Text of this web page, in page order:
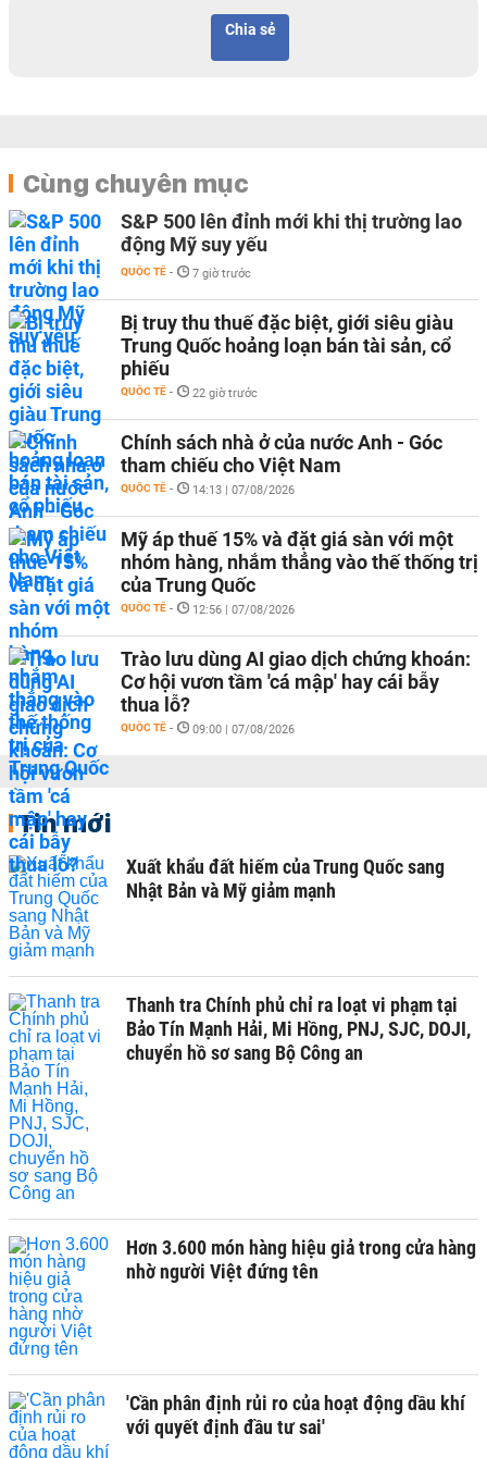
Chia sẻ
Cùng chuyên mục
S&P 500 lên đỉnh mới khi thị trường lao
động Mỹ suy yếu
QUỐC TẾ - 7 giờ trước
Bị truy thu thuế đặc biệt, giới siêu giàu
Trung Quốc hoảng loạn bán tài sản, cổ
phiếu
QUỐC TẾ - 22 giờ trước
Chính sách nhà ở của nước Anh - Góc
tham chiếu cho Việt Nam
QUỐC TẾ - 14:13 | 07/08/2026
Mỹ áp thuế 15% và đặt giá sàn với một
nhóm hàng, nhắm thẳng vào thế thống trị
của Trung Quốc
QUỐC TẾ - 12:56 | 07/08/2026
Trào lưu dùng AI giao dịch chứng khoán:
Cơ hội vươn tầm 'cá mập' hay cái bẫy
thua lỗ?
QUỐC TẾ - 09:00 | 07/08/2026
Tin mới
Xuất khẩu đất hiếm của Trung Quốc sang
Nhật Bản và Mỹ giảm mạnh
Thanh tra Chính phủ chỉ ra loạt vi phạm tại
Bảo Tín Mạnh Hải, Mi Hồng, PNJ, SJC, DOJI,
chuyển hồ sơ sang Bộ Công an
Hơn 3.600 món hàng hiệu giả trong cửa hàng
nhờ người Việt đứng tên
'Cần phân định rủi ro của hoạt động dầu khí
với quyết định đầu tư sai'